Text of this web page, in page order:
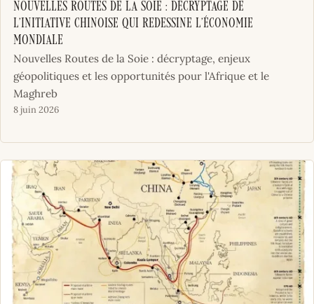
Nouvelles Routes de la Soie : décryptage de
l’initiative chinoise qui redessine l’économie
mondiale
Nouvelles Routes de la Soie : décryptage, enjeux
géopolitiques et les opportunités pour l'Afrique et le
Maghreb
8 juin 2026